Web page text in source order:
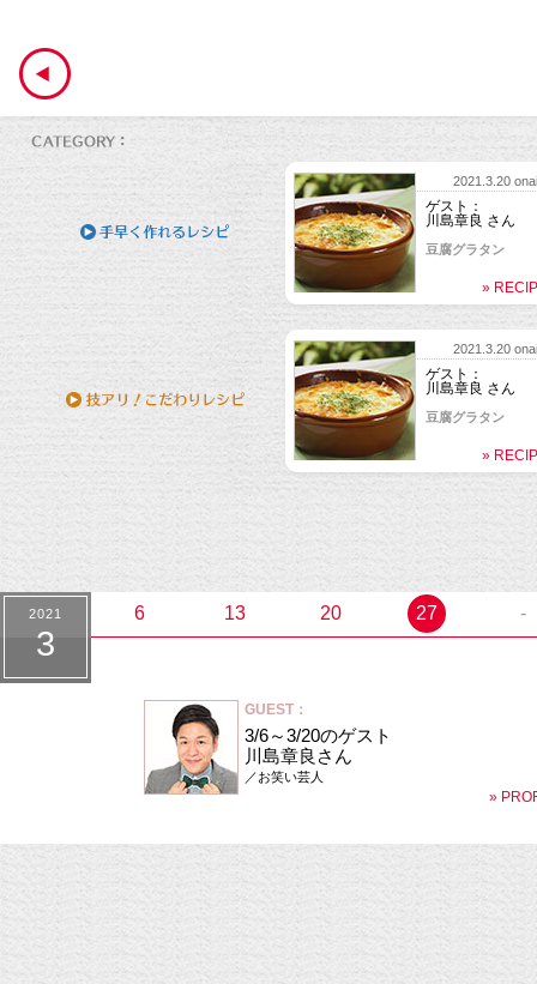
2021.3.20
ゲスト：
川島章良 さん
豆腐グラタン
»
2021.3.20
ゲスト：
川島章良 さん
豆腐グラタン
»
2021
3
6 13 20 27 -
GUEST：
3/6～3/20のゲスト
川島章良さん
／お笑い芸人
»